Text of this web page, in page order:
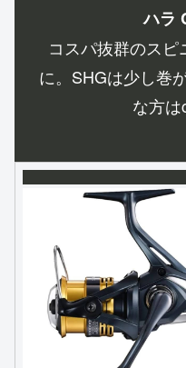
ハラ
コスパ抜群のス
に。SHGは少し巻
な方